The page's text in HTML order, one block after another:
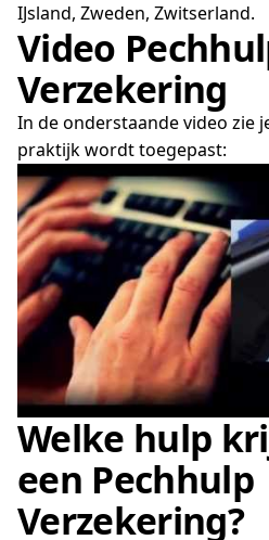
IJsland, Zweden, Zwitserland.
Video
Verzekering
In de onderstaande video zie
praktijk wordt toegepast:
Welke hulp
een Pechhulp
Verzekering?